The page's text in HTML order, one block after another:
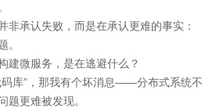
非承认失败，而是在承认更难的事实：
。
建微服务，是在逃避什么？
码库”，那我有个坏消息——分布式系统不
题更难被发现。